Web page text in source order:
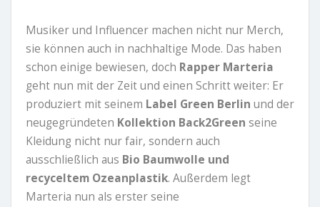
Musiker und Influencer machen nicht nur Merch,
sie können auch in nachhaltige Mode. Das haben
schon einige bewiesen, doch Rapper Marteria
geht nun mit der Zeit und einen Schritt weiter: Er
produziert mit seinem Label Green Berlin und der
neugegründeten Kollektion Back2Green seine
Kleidung nicht nur fair, sondern auch
ausschließlich aus Bio Baumwolle und
recyceltem Ozeanplastik. Außerdem legt
Marteria nun als erster seine